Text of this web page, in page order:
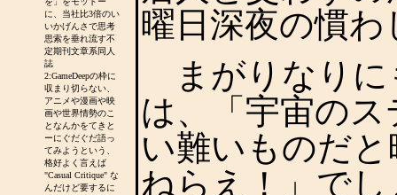
に、当社比3倍のい
いかげんさで思考
思索を垂れ流す不
定期刊文章系同人
誌
2:GameDeepの枠に
収まり切らない、
アニメや漫画や映
画や世界情勢のこ
となんかをてきと
ーにぐだぐだ語っ
てみようという、
格好よく言えば
"Casual Critique" な
んだけど要するに
曜日深夜の慣
まがりなりに
は、「宇宙の
い難いものだ
ねらえ！」で